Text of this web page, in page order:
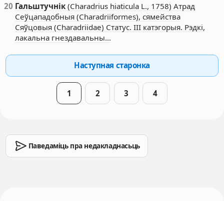
20 Гальштучнік (Charadrius hiaticula L., 1758) Атрад
Сеўцападобныя (Charadriiformes), сямейства
Сяўцовыя (Charadriidae) Статус. III катэгорыя. Рэдкі,
лакальна гнездавальны…
Наступная старонка
1 2 3 4
Паведаміць пра недакладнасьць